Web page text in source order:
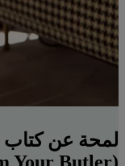
لمحة عن كتاب